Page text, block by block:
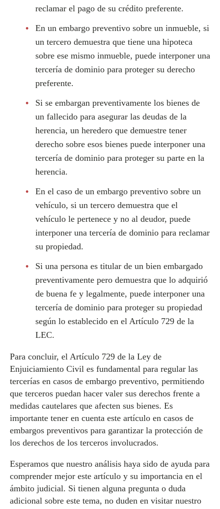
reclamar el pago de su crédito preferente.
En un embargo preventivo sobre un inmueble, si
un tercero demuestra que tiene una hipoteca
sobre ese mismo inmueble, puede interponer una
tercería de dominio para proteger su derecho
preferente.
Si se embargan preventivamente los bienes de
un fallecido para asegurar las deudas de la
herencia, un heredero que demuestre tener
derecho sobre esos bienes puede interponer una
tercería de dominio para proteger su parte en la
herencia.
En el caso de un embargo preventivo sobre un
vehículo, si un tercero demuestra que el
vehículo le pertenece y no al deudor, puede
interponer una tercería de dominio para reclamar
su propiedad.
Si una persona es titular de un bien embargado
preventivamente pero demuestra que lo adquirió
de buena fe y legalmente, puede interponer una
tercería de dominio para proteger su propiedad
según lo establecido en el Artículo 729 de la
LEC.
Para concluir, el Artículo 729 de la Ley de
Enjuiciamiento Civil es fundamental para regular las
tercerías en casos de embargo preventivo, permitiendo
que terceros puedan hacer valer sus derechos frente a
medidas cautelares que afecten sus bienes. Es
importante tener en cuenta este artículo en casos de
embargos preventivos para garantizar la protección de
los derechos de los terceros involucrados.
Esperamos que nuestro análisis haya sido de ayuda para
comprender mejor este artículo y su importancia en el
ámbito judicial. Si tienen alguna pregunta o duda
adicional sobre este tema, no duden en visitar nuestro